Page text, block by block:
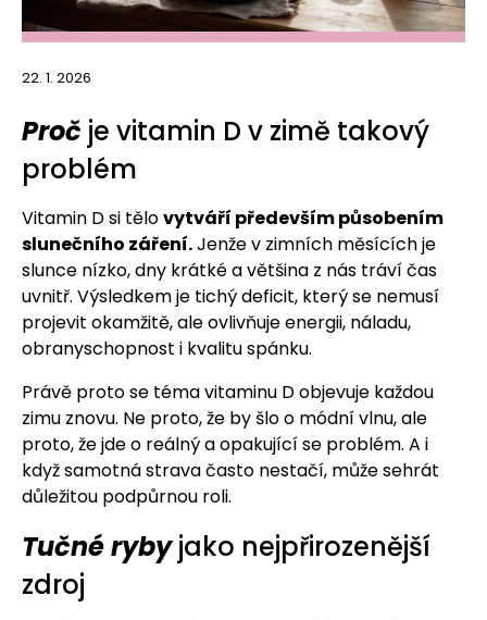
22. 1. 2026
Proč je vitamin D v zimě takový
problém
Vitamin D si tělovytváří především působením
slunečního záření.Jenže v zimních měsících je
slunce nízko, dny krátké a většina z nás tráví čas
uvnitř. Výsledkem je tichý deficit, který se nemusí
projevit okamžitě, ale ovlivňuje energii, náladu,
obranyschopnost i kvalitu spánku.
Právě proto se téma vitaminu D objevuje každou
zimu znovu. Ne proto, že by šlo o módní vlnu, ale
proto, že jde o reálný a opakující se problém. A i
když samotná strava často nestačí, může sehrát
důležitou podpůrnou roli.
Tučné rybyjako nejpřirozenější
zdroj